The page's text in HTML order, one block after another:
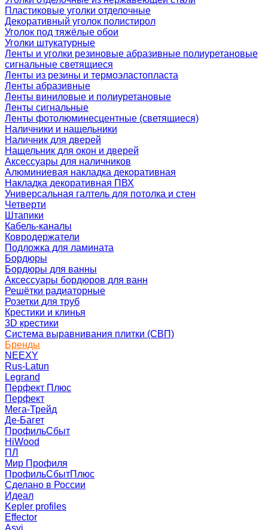
Пластиковые уголки отделочные
Декоративный уголок полистирол
Уголок под тяжёлые обои
Уголки штукатурные
Ленты и уголки резиновые абразивные полиуретановые
сигнальные светящиеся
Ленты из резины и термоэластопласта
Ленты абразивные
Ленты виниловые и полиуретановые
Ленты сигнальные
Ленты фотолюминесцентные (светящиеся)
Наличники и нащельники
Наличник для дверей
Нащельник для окон и дверей
Аксессуары для наличников
Алюминиевая накладка декоративная
Накладка декоративная ПВХ
Универсальная галтель для потолка и стен
Четверти
Штапики
Кабель-каналы
Ковродержатели
Подложка для ламината
Бордюры
Бордюры для ванны
Аксессуары бордюров для ванн
Решётки радиаторные
Розетки для труб
Крестики и клинья
3D крестики
Система выравнивания плитки (СВП)
Бренды
NEEXY
Rus-Latun
Legrand
Перфект Плюс
Перфект
Мега-Трейд
Де-Багет
ПрофильСбыт
HiWood
ПЛ
Мир Профиля
ПрофильСбытПлюс
Сделано в России
Идеал
Kepler profiles
Effector
Asvi